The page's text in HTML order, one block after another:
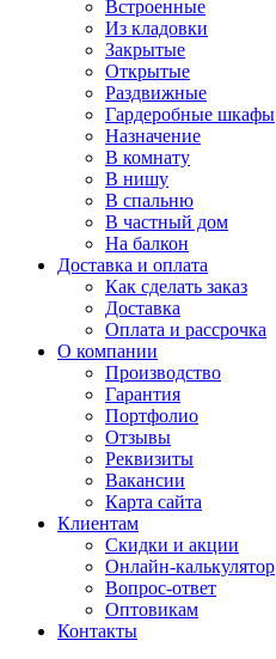
Встроенные
Из кладовки
Закрытые
Открытые
Раздвижные
Гардеробные шкафы
Назначение
В комнату
В нишу
В спальню
В частный дом
На балкон
Доставка и оплата
Как сделать заказ
Доставка
Оплата и рассрочка
О компании
Производство
Гарантия
Портфолио
Отзывы
Реквизиты
Вакансии
Карта сайта
Клиентам
Скидки и акции
Онлайн-калькулятор
Вопрос-ответ
Оптовикам
Контакты